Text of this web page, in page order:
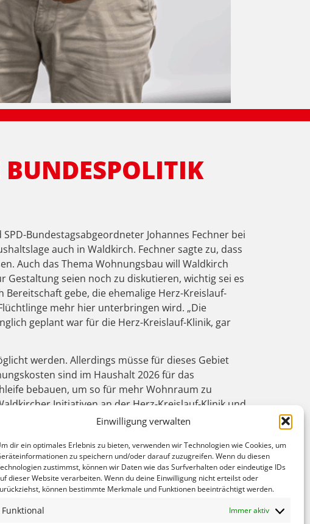
Einwilligung verwalten
dir ein optimales Erlebnis zu bieten, verwenden wir Technologien wie Cookies, um
zu speichern und/oder darauf zuzugreifen. Wenn du diesen
zustimmst, können wir Daten wie das Surfverhalten oder eindeutige IDs
dieser Website verarbeiten. Wenn du deine Einwilligung nicht erteilst oder
können bestimmte Merkmale und Funktionen beeinträchtigt werden.
Funktional Immer aktiv
Bundestagsabgeordneter Johannes Fechner bei
auch in Waldkirch. Fechner sagte zu, dass
Auch das Thema Wohnungsbau will Waldkirch
Gestaltung seien noch zu diskutieren, wichtig sei es
gebe, die ehemalige Herz-Kreislauf-
mehr hier unterbringen wird. „Die
geplant war für die Herz-Kreislauf-Klinik, gar
werden. Allerdings müsse für dieses Gebiet
sind im Haushalt 2026 für das
bebauen, um so für mehr Wohnraum zu
Initiativen an der Herz-Kreislauf-Klinik und
brauchen“, unterstrich Fechner. Zufrieden
an. Nach Gesprächen mit der SWEG würde jetzt
alle Bahnreisenden genügend Zeit haben, um
Elztal: Mit dem Fahrplanwechsel soll ein Zug
mit dem Zug durchgehend bis Elzach fahren
mehr benötigt werde, stellten Schmieder und